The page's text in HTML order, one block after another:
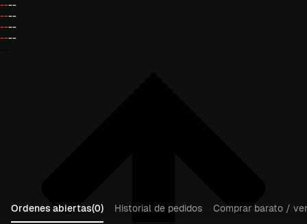
----
----
----
----
Ordenes abiertas(0) Historial de pedidos
Comprar barato /